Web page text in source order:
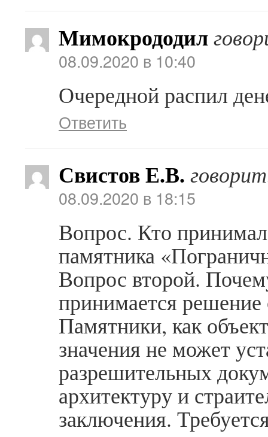
Мимокрододил
08.09.2020 в 10:40
Очередной распил
Ответить
Свистов Е.В.
08.09.2020 в 18:15
Вопрос. Кто
памятника
Вопрос второй.
принимается решение
Памятники, как
значения не может
разрешительных
архитектуру и
заключения.